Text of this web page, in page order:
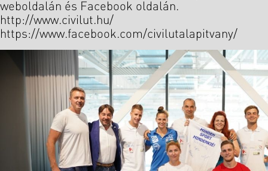
weboldalán és Facebook oldalán.
http://www.civilut.hu/
https://www.facebook.com/civilutalapitvany/